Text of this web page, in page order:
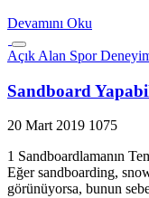
Devamını Oku
Açık Alan Spor
Sandboard
20 Mart 2019 1075
1 Sandboardlamanın
Eğer sandboarding,
görünüyorsa, bunun